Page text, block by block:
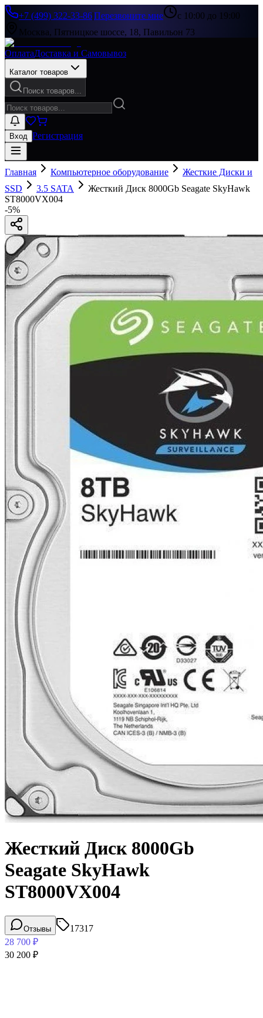
+7 (499) 322-33-86|Перезвоните мне
с 10:00 до 19:00
Москва, Пятницкое шоссе, 18, Павильон 73
ОплатаДоставка и Самовывоз
Каталог товаров
Поиск товаров...
Вход Регистрация
Главная Компьютерное оборудование
Жесткие Диски и
SSD
3.5 SATA
Жесткий Диск 8000Gb Seagate SkyHawk
ST8000VX004
-5%
Жесткий Диск 8000Gb
Seagate SkyHawk
ST8000VX004
Отзывы
17317
28 700 ₽
30 200 ₽